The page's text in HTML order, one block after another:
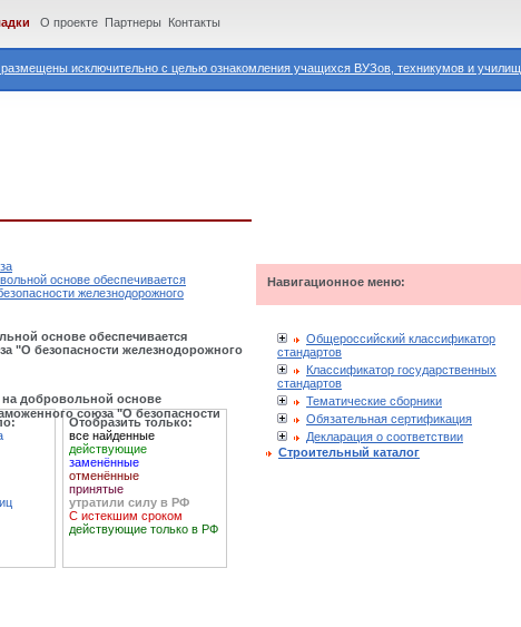
исключительно с целью ознакомления учащихся ВУЗов, техникумов и училищ.
О проекте Партнеры Контакты
основе обеспечивается
железнодорожного
основе обеспечивается
"О безопасности железнодорожного
на добровольной основе
союза "О безопасности
Отобразить только:
все найденные
действующие
заменённые
отменённые
принятые
утратили силу в РФ
С истекшим сроком
действующие только в РФ
Навигационное меню:
Общероссийский классификатор
стандартов
Классификатор государственных
стандартов
Тематические сборники
Обязательная сертификация
Декларация о соответствии
Строительный каталог